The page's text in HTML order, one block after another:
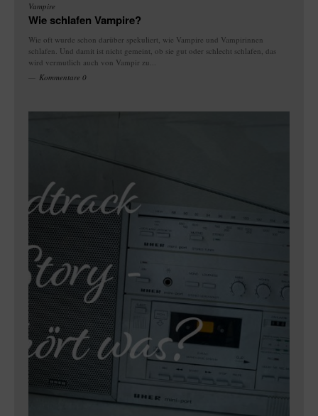
Vampire
Wie schlafen Vampire?
Wie oft wurde schon darüber spekuliert, wie Vampire und Vampirinnen
schlafen. Und damit ist nicht gemeint, ob sie gut oder schlecht schlafen, das
wird vermutlich auch von Vampir zu...
Kommentare 0